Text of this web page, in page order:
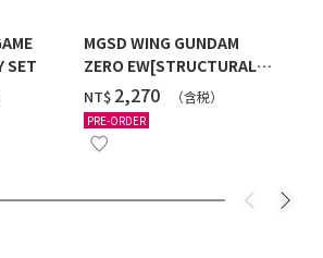
SET
MGSD WING GUNDAM
ZERO EW[STRUCTURAL
COATING/BLACK] [2026年
12月發送]
NT$ ‌2,270 （含税）
PRE-ORDER